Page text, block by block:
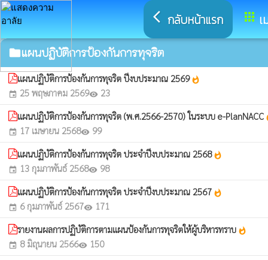
arrow_back_ios กลับหน้าแรก apps
folderแผนปฏิบัติการป้องกันการทุจริต
แผนปฏิบัติการป้องกันการทุจริต ปีงบประมาณ 2569whatshot
event 25 พฤษภาคม 2569visibility 23
แผนปฏิบัติการป้องกันการทุจริต (พ.ศ.2566-2570) ในระบบ e-PlanNACC
event 17 เมษายน 2568visibility 99
แผนปฏิบัติการป้องกันการทุจริต ประจำปีงบประมาณ 2568whatshot
event 13 กุมภาพันธ์ 2568visibility 98
แผนปฏิบัติการป้องกันการทุจริต ประจำปีงบประมาณ 2567 whatshot
event 6 กุมภาพันธ์ 2567visibility 171
รายงานผลการปฏิบัติการตามแผนป้องกันการทุจริตให้ผู้บริหารทราบ whatshot
event 8 มิถุนายน 2566visibility 150